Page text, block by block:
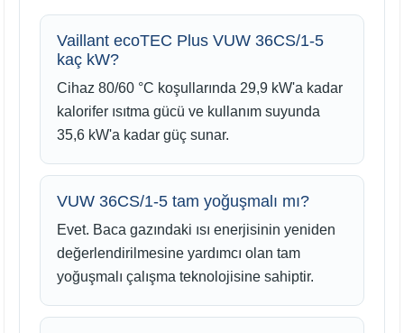
Vaillant ecoTEC Plus VUW 36CS/1-5
kaç kW?
Cihaz 80/60 °C koşullarında 29,9 kW'a kadar
kalorifer ısıtma gücü ve kullanım suyunda
35,6 kW'a kadar güç sunar.
VUW 36CS/1-5 tam yoğuşmalı mı?
Evet. Baca gazındaki ısı enerjisinin yeniden
değerlendirilmesine yardımcı olan tam
yoğuşmalı çalışma teknolojisine sahiptir.